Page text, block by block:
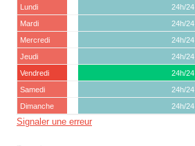
Lundi
24h/24
Mardi
24h/24
Mercredi
24h/24
Jeudi
24h/24
Vendredi
24h/24
Samedi
24h/24
Dimanche
24h/24
Signaler une erreur